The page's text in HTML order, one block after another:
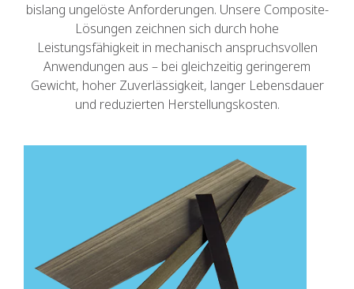
bislang ungelöste Anforderungen. Unsere Composite-
Lösungen zeichnen sich durch hohe
Leistungsfähigkeit in mechanisch anspruchsvollen
Anwendungen aus – bei gleichzeitig geringerem
Gewicht, hoher Zuverlässigkeit, langer Lebensdauer
und reduzierten Herstellungskosten.